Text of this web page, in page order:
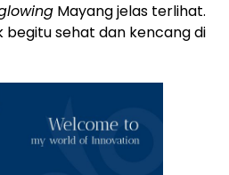
Mayang jelas terlihat.
begitu sehat dan kencang di